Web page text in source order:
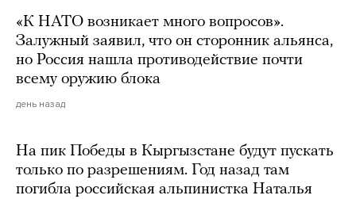
«К НАТО возникает много вопросов».
Залужный заявил, что он сторонник альянса,
но Россия нашла противодействие почти
всему оружию блока
день назад
На пик Победы в Кыргызстане будут пускать
только по разрешениям. Год назад там
погибла российская альпинистка Наталья